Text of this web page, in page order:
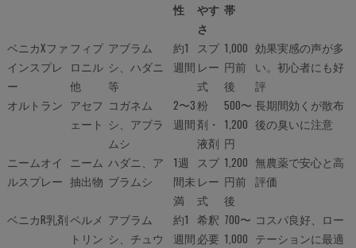
性
やす
さ
帯
ベニカXファ
インスプレ
ー
フィプ
ロニル
他
アブラム
シ、ハダニ
等
約1
週間
スプ
レー
式
1,000
円前
後
効果実感の声が多
い。初心者にも好
評
オルトラン アセフ
ェート
コガネム
シ、アブラ
ムシ
2〜3
週間
粉
剤・
液剤
500〜
1,200
円
長期間効くが散布
後の臭いに注意
ニームオイ
ルスプレー
ニーム
抽出物
ハダニ、ア
ブラムシ
1週
間未
満
スプ
レー
式
1,200
円前
後
無農薬で安心と高
評価
ベニカR乳剤ペルメ
トリン
アブラム
シ、チュウ
約1
週間
希釈
必要
700〜
1,000
コスパ良好、ロー
テーションに最適